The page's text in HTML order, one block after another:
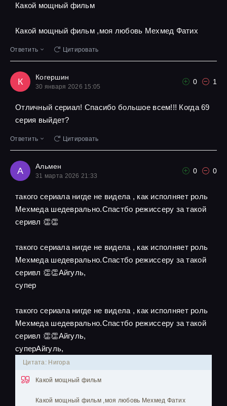
Какой мощный фильм
Какой мощный фильм ,моя любовь Мехмед Фатих
Ответить Цитировать
К Когершин
30 января 2026 15:05
0 1
Отличный сериал! Спасибо большое всем!!! Когда 69
серия выйдет?
Ответить Цитировать
А Альмен
31 марта 2026 21:33
0 0
такого сериала нигде не видела , как исполняет роль
Мехмеда шедеврально.Спастбо режиссеру за такой
серивл 👏👏
такого сериала нигде не видела , как исполняет роль
Мехмеда шедеврально.Спастбо режиссеру за такой
серивл 👏👏Айгуль,
супер
такого сериала нигде не видела , как исполняет роль
Мехмеда шедеврально.Спастбо режиссеру за такой
серивл 👏👏Айгуль,
суперАйгуль,
Цитата: Нигора
Какой мощный фильм
Какой мощный фильм ,моя любовь Мехмед Фатих